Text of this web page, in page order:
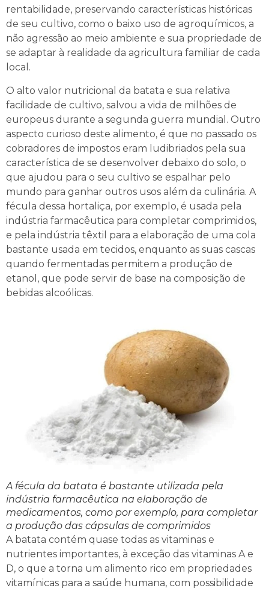
rentabilidade, preservando características históricas
de seu cultivo, como o baixo uso de agroquímicos, a
não agressão ao meio ambiente e sua propriedade de
se adaptar à realidade da agricultura familiar de cada
local.
O alto valor nutricional da batata e sua relativa
facilidade de cultivo, salvou a vida de milhões de
europeus durante a segunda guerra mundial. Outro
aspecto curioso deste alimento, é que no passado os
cobradores de impostos eram ludibriados pela sua
característica de se desenvolver debaixo do solo, o
que ajudou para o seu cultivo se espalhar pelo
mundo para ganhar outros usos além da culinária. A
fécula dessa hortaliça, por exemplo, é usada pela
indústria farmacêutica para completar comprimidos,
e pela indústria têxtil para a elaboração de uma cola
bastante usada em tecidos, enquanto as suas cascas
quando fermentadas permitem a produção de
etanol, que pode servir de base na composição de
bebidas alcoólicas.
A fécula da batata é bastante utilizada pela
indústria farmacêutica na elaboração de
medicamentos, como por exemplo, para completar
a produção das cápsulas de comprimidos
A batata contém quase todas as vitaminas e
nutrientes importantes, à exceção das vitaminas A e
D, o que a torna um alimento rico em propriedades
vitamínicas para a saúde humana, com possibilidade